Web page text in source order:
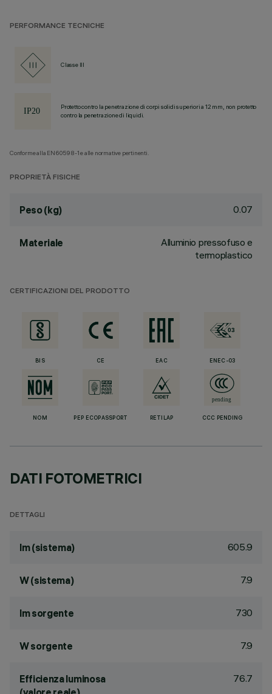
PERFORMANCE TECNICHE
Classe III
Protetto contro la penetrazione di corpi solidi superiori a 12 mm, non protetto
contro la penetrazione di liquidi.
Conforme alla EN60598-1 e alle normative pertinenti.
PROPRIETÀ FISICHE
Peso (kg) 0.07
Materiale
Alluminio pressofuso e
termoplastico
CERTIFICAZIONI DEL PRODOTTO
BIS CE EAC ENEC-03
NOM PEP ECOPASSPORT RETILAP CCC PENDING
DATI FOTOMETRICI
DETTAGLI
lm (sistema) 605.9
W (sistema) 7.9
lm sorgente 730
W sorgente 7.9
Efficienza luminosa
76.7